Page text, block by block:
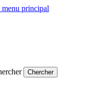
principal
polyhandicapées dans